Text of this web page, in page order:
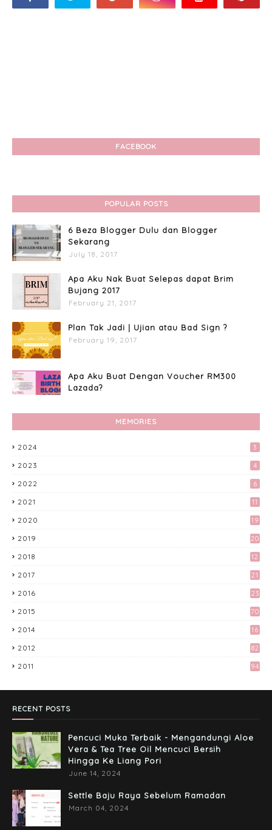
FACEBOOK
POPULAR POSTS
6 Beza Blogger Dulu dan Blogger
Sekarang
July 18, 2017
Apa Aku Nak Buat Selepas dapat Brim
Bujang 2017
February 21, 2017
Plan Tak Jadi | Ujian atau Bad Sign ?
February 19, 2017
Apa Aku Buat Dengan Voucher RM300
Lazada?
Custome Organizer Wallpaper
March 24, 2017
MEMORIES
2024 3
2023 4
2022 6
2021 11
2020 19
2019 20
2018
12
2017
21
2016
23
2015 70
2014 16
2012 82
2011 94
RECENT POSTS
Pencuci Muka Terbaik - Mengandungi Aloe
Vera & Tea Tree Oil Mencuci Bersih
Hingga Ke Liang Pori
June 14, 2024
Settle Baju Raya Sebelum Ramadan
March 04, 2024